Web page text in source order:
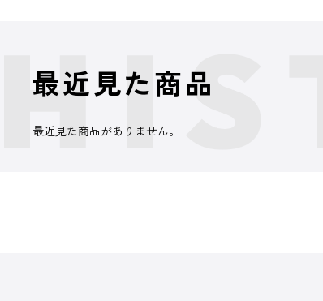
最近見た商品
最近見た商品がありません。